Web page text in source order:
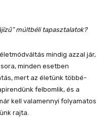
múltbéli tapasztalatok?
mindig azzal jár,
minden esetben
mert az életünk többé-
felbomlik, és a
kell valamennyi folyamatos
rajta.